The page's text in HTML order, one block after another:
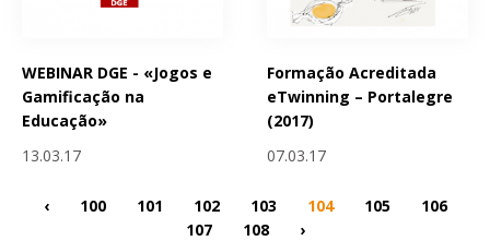
WEBINAR DGE - «Jogos e
Gamificação na
Educação»
13.03.17
Formação Acreditada
eTwinning – Portalegre
(2017)
07.03.17
‹ 100 101 102 103 104 105
106
107
108 ›